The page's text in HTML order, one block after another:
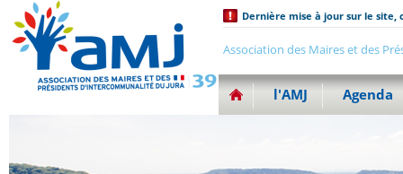
Dernière mise à jour sur le site,
Association des Maires et des
l'AMJ Agenda